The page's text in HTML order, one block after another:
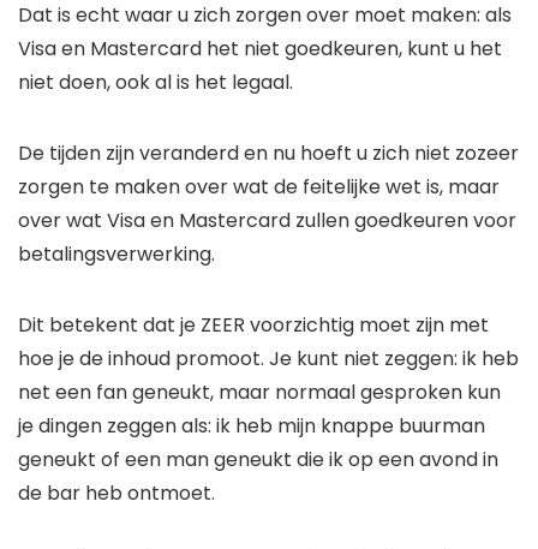
Dat is echt waar u zich zorgen over moet maken: als
Visa en Mastercard het niet goedkeuren, kunt u het
niet doen, ook al is het legaal.
De tijden zijn veranderd en nu hoeft u zich niet zozeer
zorgen te maken over wat de feitelijke wet is, maar
over wat Visa en Mastercard zullen goedkeuren voor
betalingsverwerking.
Dit betekent dat je ZEER voorzichtig moet zijn met
hoe je de inhoud promoot. Je kunt niet zeggen: ik heb
net een fan geneukt, maar normaal gesproken kun
je dingen zeggen als: ik heb mijn knappe buurman
geneukt of een man geneukt die ik op een avond in
de bar heb ontmoet.